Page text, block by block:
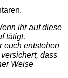
ihr auf diese
tätigt,
euch entstehen
dass
Weise